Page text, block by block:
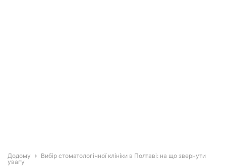
Додому
Вибір стоматологічної клініки в Полтаві: на що звернути
увагу